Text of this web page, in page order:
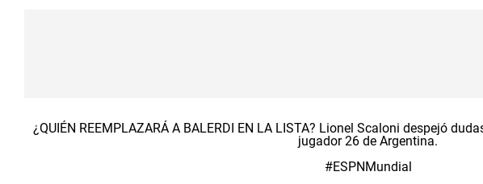
¿QUIÉN REEMPLAZARÁ A BALERDI EN LA LISTA? Lionel Scaloni despejó
jugador 26 de Argentina.
#ESPNMundial